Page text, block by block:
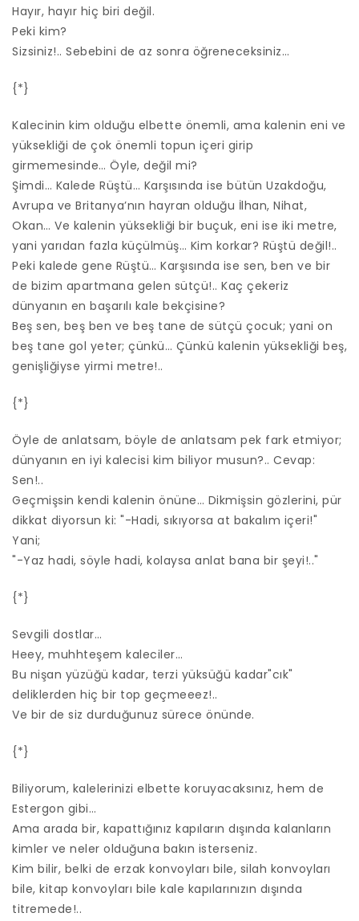
Hayır, hayır hiç biri değil.
Peki kim?
Sizsiniz!.. Sebebini de az sonra öğreneceksiniz…
{*}
Kalecinin kim olduğu elbette önemli, ama kalenin eni ve
yüksekliği de çok önemli topun içeri girip
girmemesinde… Öyle, değil mi?
Şimdi… Kalede Rüştü… Karşısında ise bütün Uzakdoğu,
Avrupa ve Britanya’nın hayran olduğu İlhan, Nihat,
Okan… Ve kalenin yüksekliği bir buçuk, eni ise iki metre,
yani yarıdan fazla küçülmüş… Kim korkar? Rüştü değil!..
Peki kalede gene Rüştü… Karşısında ise sen, ben ve bir
de bizim apartmana gelen sütçü!.. Kaç çekeriz
dünyanın en başarılı kale bekçisine?
Beş sen, beş ben ve beş tane de sütçü çocuk; yani on
beş tane gol yeter; çünkü… Çünkü kalenin yüksekliği beş,
genişliğiyse yirmi metre!..
{*}
Öyle de anlatsam, böyle de anlatsam pek fark etmiyor;
dünyanın en iyi kalecisi kim biliyor musun?.. Cevap:
Sen!..
Geçmişsin kendi kalenin önüne… Dikmişsin gözlerini, pür
dikkat diyorsun ki: "-Hadi, sıkıyorsa at bakalım içeri!"
Yani;
"-Yaz hadi, söyle hadi, kolaysa anlat bana bir şeyi!.."
{*}
Sevgili dostlar…
Heey, muhhteşem kaleciler…
Bu nişan yüzüğü kadar, terzi yüksüğü kadar"cık"
deliklerden hiç bir top geçmeeez!..
Ve bir de siz durduğunuz sürece önünde.
{*}
Biliyorum, kalelerinizi elbette koruyacaksınız, hem de
Estergon gibi…
Ama arada bir, kapattığınız kapıların dışında kalanların
kimler ve neler olduğuna bakın isterseniz.
Kim bilir, belki de erzak konvoyları bile, silah konvoyları
bile, kitap konvoyları bile kale kapılarınızın dışında
titremede!..